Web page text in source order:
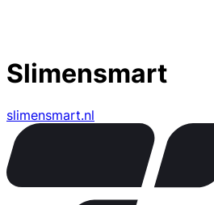
Slimensmart
slimensmart.nl